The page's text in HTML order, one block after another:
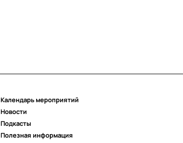
Календарь мероприятий
Новости
Подкасты
Полезная информация